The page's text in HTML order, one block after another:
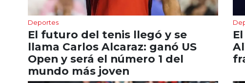
Deportes
El futuro del tenis llegó y se
llama Carlos Alcaraz: ganó US
Open y será el número 1 del
mundo más joven